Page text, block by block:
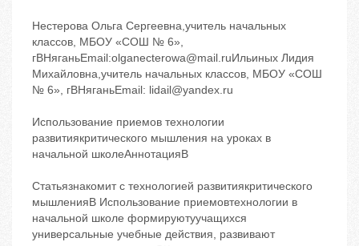
Нестерова Ольга Сергеевна,учитель начальных
классов, МБОУ «СОШ № 6»,
гBНяганьEmail:olganecterowa@mail.ruИльиных Лидия
Михайловна,учитель начальных классов, МБОУ «СОШ
№ 6», гBНяганьEmail: lidail@yandex.ru
Использование приемов технологии
развитиякритического мышления на уроках в
начальной школеАннотацияB
Статьязнакомит с технологией развитиякритического
мышленияB Использование приемовтехнологии в
начальной школе формируютуучащихся
универсальные учебные действия, развивают